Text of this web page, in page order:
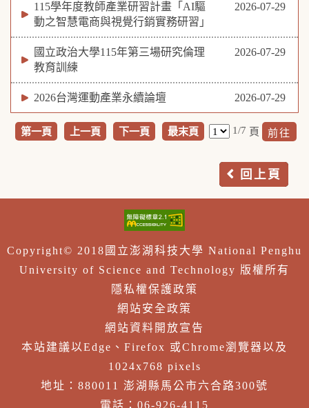
115學年度教師產業研習計畫「AI驅
動之智慧電商與視覺行銷實務研習」
2026-07-29
國立政治大學115年第三場研究倫理
教育訓練
2026-07-29
2026台灣運動產業永續論壇 2026-07-29
第一頁 上一頁 下一頁 最末頁 1/7 頁
回上頁
Copyright© 2018國立澎湖科技大學 National Penghu
University of Science and Technology 版權所有
隱私權保護政策
網站安全政策
網站資料開放宣告
本站建議以Edge、Firefox 或Chrome瀏覽器以及
1024x768 pixels
地址：880011 澎湖縣馬公市六合路300號
電話：06-926-4115